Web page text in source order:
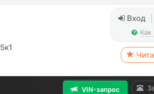
Вход
Как
VIN-запрос